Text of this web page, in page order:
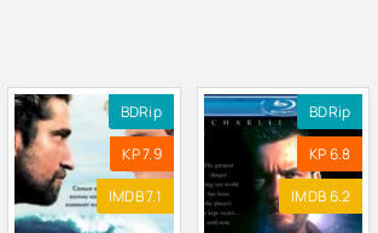
Р Размер: 2.17 GB
Р Размер: 1.45 GB
Размер: 3.14 GB
BDRip
KP 7.9
IMDB 7.1
BDRip
KP 6.8
IMDB 6.2